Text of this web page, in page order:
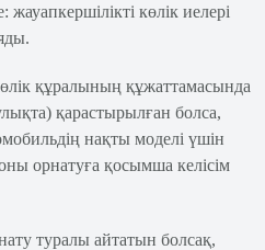
көлік иелері
құралының құжаттамасында
қарастырылған болса,
нақты моделі үшін
орнатуға қосымша келісім
туралы айтатын болсақ,